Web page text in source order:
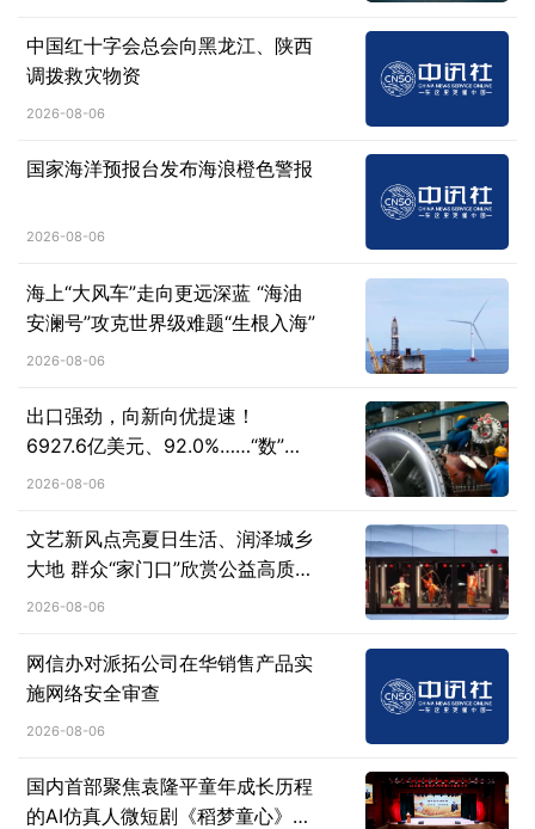
中国红十字会总会向黑龙江、陕西
调拨救灾物资
2026-08-06
国家海洋预报台发布海浪橙色警报
2026-08-06
海上“大风车”走向更远深蓝 “海油
安澜号”攻克世界级难题“生根入海”
2026-08-06
出口强劲，向新向优提速！
6927.6亿美元、92.0%……“数”说
机械工业行业运行亮点
2026-08-06
文艺新风点亮夏日生活、润泽城乡
大地 群众“家门口”欣赏公益高质量
演出
2026-08-06
网信办对派拓公司在华销售产品实
施网络安全审查
2026-08-06
国内首部聚焦袁隆平童年成长历程
的AI仿真人微短剧《稻梦童心》在